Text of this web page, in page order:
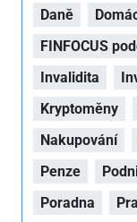
Daně
FINFOCUS
Invalidita
Kryptoměny
Nakupování
Penze
Poradna